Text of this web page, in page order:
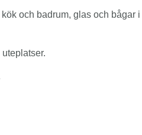
och badrum, glas och bågar